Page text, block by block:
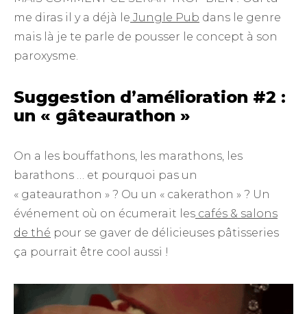
me diras il y a déjà le Jungle Pub dans le genre
mais là je te parle de pousser le concept à son
paroxysme.
Suggestion d’amélioration #2 :
un « gâteaurathon »
On a les bouffathons, les marathons, les
barathons … et pourquoi pas un
« gateaurathon » ? Ou un « cakerathon » ? Un
événement où on écumerait les cafés & salons
de thé pour se gaver de délicieuses pâtisseries
ça pourrait être cool aussi !